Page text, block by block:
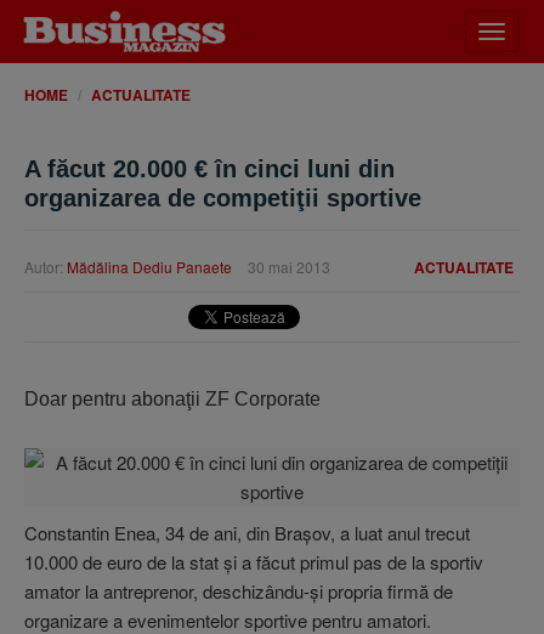
meniu
HOME ACTUALITATE
A făcut 20.000 € în cinci luni din
organizarea de competiţii sportive
ACTUALITATE
Autor: Mădălina Dediu Panaete 30 mai 2013
Doar pentru abonaţii ZF Corporate
Constantin Enea, 34 de ani, din Braşov, a luat anul trecut
10.000 de euro de la stat şi a făcut primul pas de la sportiv
amator la antreprenor, deschizându-şi propria firmă de
organizare a eveni­men­telor sportive pentru ama­tori.